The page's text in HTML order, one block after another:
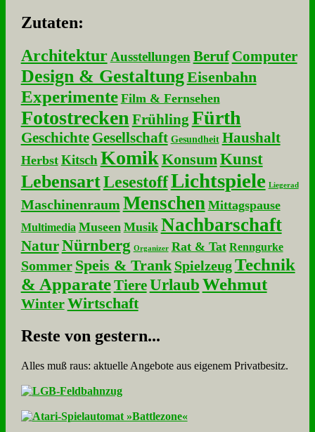
Zu­ta­ten:
Architektur Ausstellungen Beruf Computer
Design & GestaltungEisenbahn
Experimente Film & Fernsehen
Fotostrecken Frühling Fürth
Geschichte Gesellschaft Gesundheit Haushalt
Herbst Kitsch Komik KonsumKunst
LebensartLesestoffLichtspiele Liegerad
Maschinenraum Menschen Mittagspause
Multimedia Museen Musik Nachbarschaft
NaturNürnberg Organizer Rat & Tat Renngurke
Sommer Speis & Trank Spielzeug Technik
& Apparate Tiere UrlaubWehmut
Winter Wirtschaft
Re­ste von ge­stern...
Alles muß raus: aktuelle An­ge­bo­te aus eigenem Privatbesitz.